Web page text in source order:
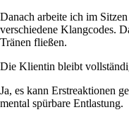
Danach arbeite ich im
verschiedene Klangcodes.
Tränen fließen.
Die Klientin bleibt
Ja, es kann Erstreaktionen
mental spürbare Entlastung.